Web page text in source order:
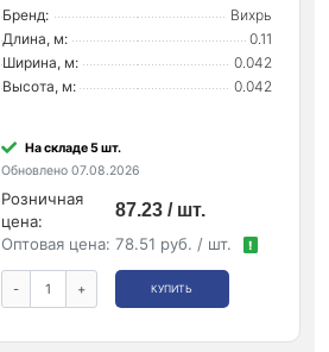
Бренд:
Вихрь
Длина, м:
0.11
Ширина, м:
0.042
Высота, м:
0.042
На складе 5 шт.
Обновлено 07.08.2026
Розничная
цена:
87.23 / шт.
Оптовая цена: 78.51 руб. / шт. !
- + КУПИТЬ